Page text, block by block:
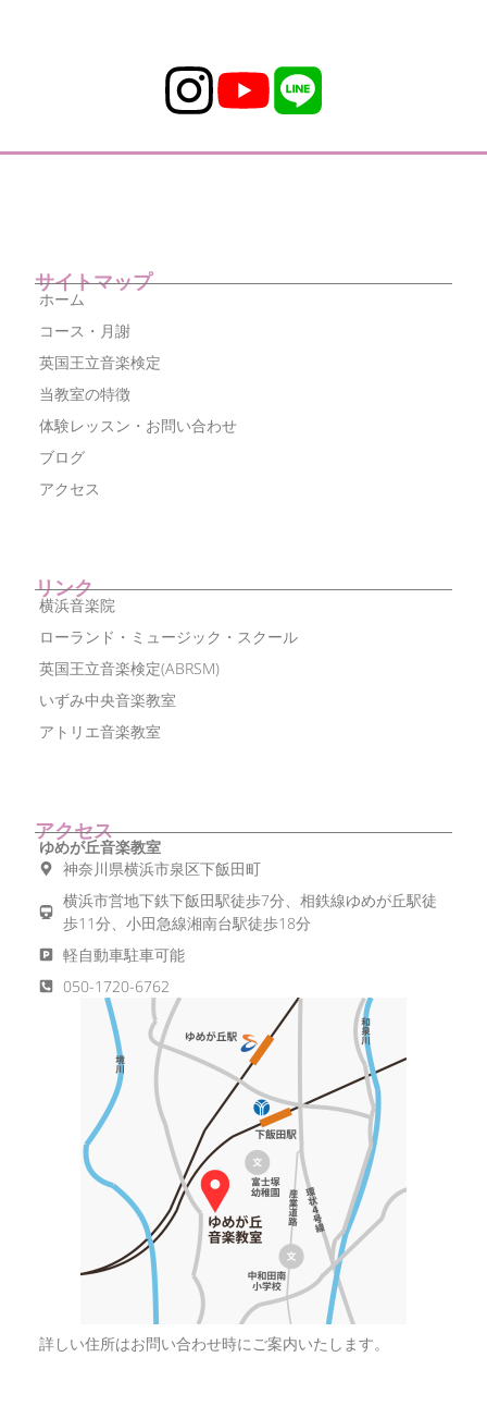
サイトマップ
ホーム
コース・月謝
英国王立音楽検定
当教室の特徴
体験レッスン・お問い合わせ
ブログ
アクセス
リンク
横浜音楽院
ローランド・ミュージック・スクール
英国王立音楽検定(ABRSM)
いずみ中央音楽教室
アトリエ音楽教室
アクセス
ゆめが丘音楽教室
神奈川県横浜市泉区下飯田町
横浜市営地下鉄下飯田駅徒歩7分、相鉄線ゆめが丘駅徒
歩11分、小田急線湘南台駅徒歩18分
軽自動車駐車可能
050-1720-6762
詳しい住所はお問い合わせ時にご案内いたします。